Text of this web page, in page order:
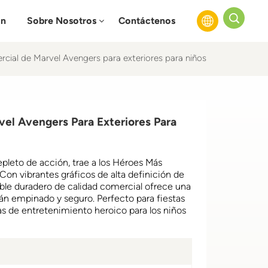
Sobre Nosotros Contáctenos
Русский
عربي
de Marvel Avengers para exteriores para niños
Avengers Para Exteriores Para
de acción, trae a los Héroes Más
vibrantes gráficos de alta definición de
duradero de calidad comercial ofrece una
empinado y seguro. Perfecto para fiestas
de entretenimiento heroico para los niños